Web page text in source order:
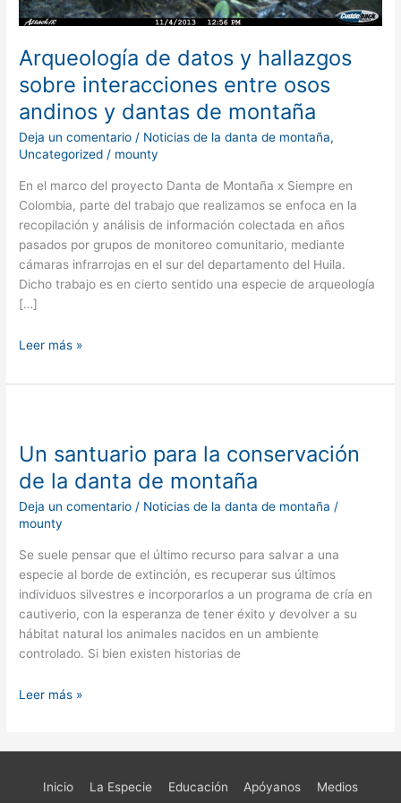
Arqueología de datos y hallazgos
sobre interacciones entre osos
andinos y dantas de montaña
Deja un comentario / Noticias de la danta de montaña,
Uncategorized / mounty
En el marco del proyecto Danta de Montaña x Siempre en
Colombia, parte del trabajo que realizamos se enfoca en la
recopilación y análisis de información colectada en años
pasados por grupos de monitoreo comunitario, mediante
cámaras infrarrojas en el sur del departamento del Huila.
Dicho trabajo es en cierto sentido una especie de arqueología
[…]
montaña
Leer más »
Un santuario para la conservación
de la danta de montaña
Deja un comentario / Noticias de la danta de montaña /
mounty
Se suele pensar que el último recurso para salvar a una
especie al borde de extinción, es recuperar sus últimos
individuos silvestres e incorporarlos a un programa de cría en
cautiverio, con la esperanza de tener éxito y devolver a su
hábitat natural los animales nacidos en un ambiente
controlado. Si bien existen historias de
para
la
conservación
de
la
danta
de
montaña
Leer más »
Inicio La Especie Educación Apóyanos
Medios